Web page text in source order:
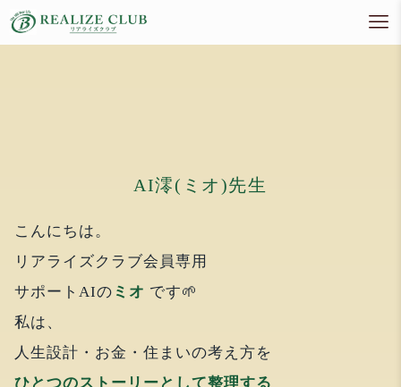
AI澪(ミオ)先生
こんにちは。
リアライズクラブ会員専用
サポートAIの ミオ です🌱
私は、
人生設計・お金・住まいの考え方を
ひとつのストーリーとして整理する